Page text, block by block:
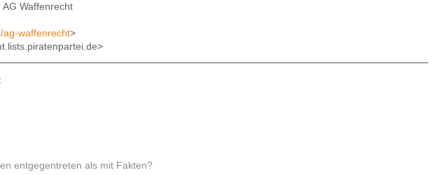
Waffenrecht
ag-waffenrecht>
:
entgegentreten als mit Fakten?